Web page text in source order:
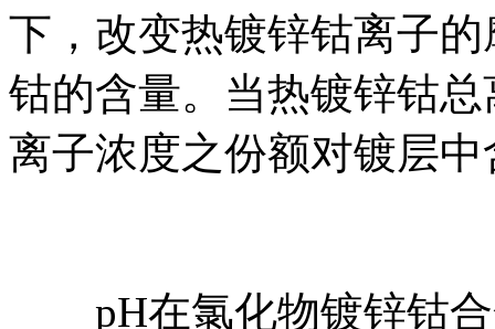
下，改变热镀锌钴离子
钴的含量。当热镀锌钴
离子浓度之份额对镀层
pH在氯化物镀锌钴合